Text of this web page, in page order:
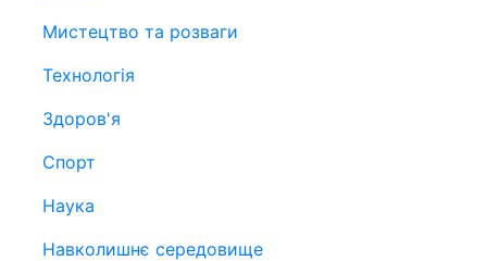
Мистецтво та розваги
Технологія
Здоров'я
Спорт
Наука
Навколишнє середовище